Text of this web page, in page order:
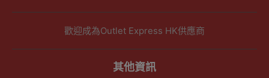
歡迎成為Outlet Express HK供應商
其他資訊